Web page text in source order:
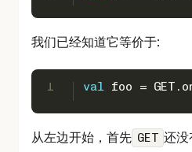
我们已经知道它等价于:
1 val foo = GET
从左边开始，首先 GET 还没